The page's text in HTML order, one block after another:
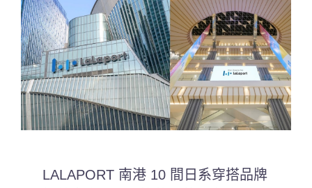
LALAPORT 南港 10 間日系穿搭品牌